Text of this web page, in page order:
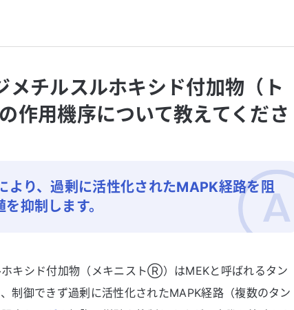
チルスルホキシド付加物（ト
作用機序について教えてくださ
より、過剰に活性化されたMAPK経路を阻
抑制します。
キシド付加物（メキニストⓇ）はMEKと呼ばれるタン
制御できず過剰に活性化されたMAPK経路（複数のタン